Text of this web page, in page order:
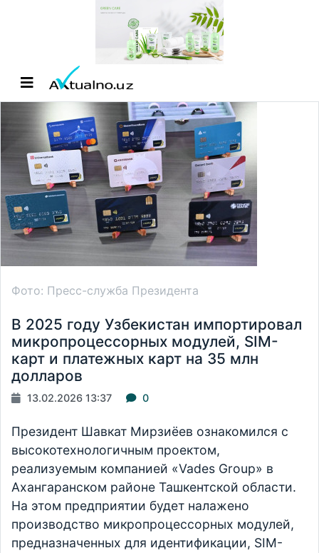
Фото: Пресс-служба Президента
В 2025 году Узбекистан импортировал
микропроцессорных модулей, SIM-
карт и платежных карт на 35 млн
долларов
13.02.2026 13:37 0
Президент Шавкат Мирзиёев ознакомился с
высокотехнологичным проектом,
реализуемым компанией «Vades Group» в
Ахангаранском районе Ташкентской области.
На этом предприятии будет налажено
производство микропроцессорных модулей,
предназначенных для идентификации, SIM-